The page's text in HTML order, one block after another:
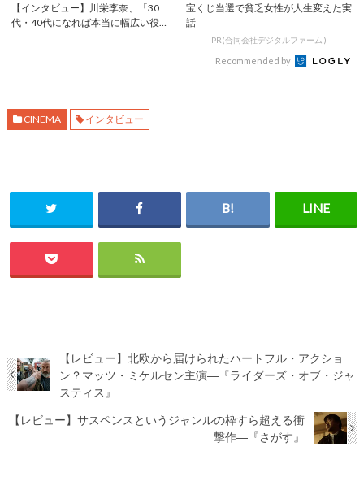
【インタビュー】川栄李奈、「30
代・40代になれば本当に幅広い役
宝くじ当選で貧乏女性が人生変えた実
話
PR(合同会社デジタルファーム )
Recommended by
CINEMA インタビュー
【レビュー】北欧から届けられたハートフル・アクショ
ン？マッツ・ミケルセン主演―『ライダーズ・オブ・ジャ
スティス』
【レビュー】サスペンスというジャンルの枠すら超える衝
撃作―『さがす』